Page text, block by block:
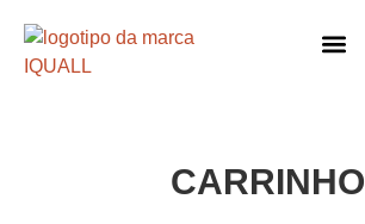
CARRINHO